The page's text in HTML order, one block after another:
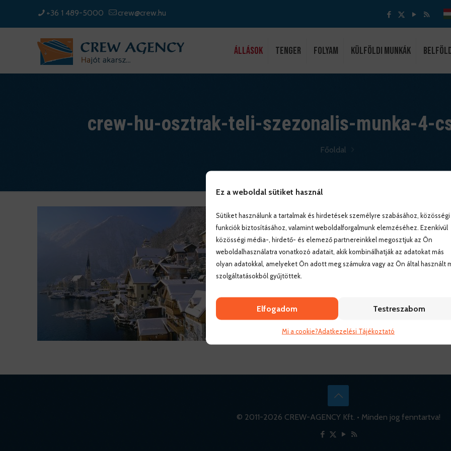
Ez a weboldal sütiket használ
Sütiket használunk a tartalmak és hirdetések személyre szabásához, közösségi
funkciók biztosításához, valamint weboldalforgalmunk elemzéséhez. Ezenkívül
közösségi média-, hirdető- és elemező partnereinkkel megosztjuk az Ön
weboldalhasználatra vonatkozó adatait, akik kombinálhatják az adatokat más
olyan adatokkal, amelyeket Ön adott meg számukra vagy az Ön által használt
szolgáltatásokból gyűjtöttek.
Elfogadom Testreszabom
Mi a cookie?Adatkezelési Tájékoztató
+36 1 489-5000 crew@crew.hu
ÁLLÁSOK Tenger Folyam Külföldi munkák
crew-hu-osztrak-teli-szezonalis-munka-4-
Főoldal
© 2011-2026 CREW-AGENCY Kft. • Minden jog fenntartva!